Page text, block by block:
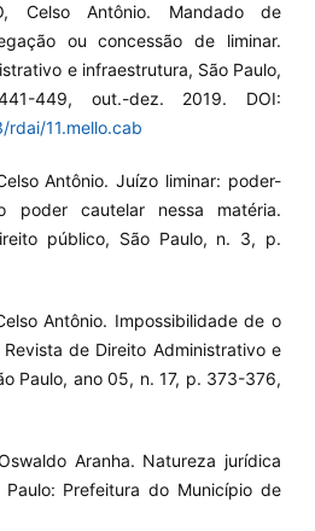
Celso Antônio. Mandado de
ou concessão de liminar.
e infraestrutura, São Paulo,
449, out.-dez. 2019. DOI:
11.mello.cab
Antônio. Juízo liminar: poder-
poder cautelar nessa matéria.
público, São Paulo, n. 3, p.
Antônio. Impossibilidade de o
de Direito Administrativo e
Paulo, ano 05, n. 17, p. 373-376,
Aranha. Natureza jurídica
Prefeitura do Município de